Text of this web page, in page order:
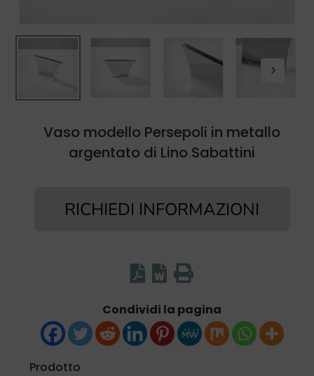
Vaso modello Persepoli in metallo
argentato di Lino Sabattini
RICHIEDI INFORMAZIONI
Condividi la pagina
Prodotto